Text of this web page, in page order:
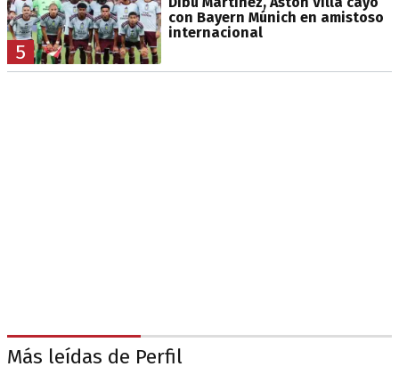
5
con Bayern Múnich en amistoso
internacional
Más leídas de Perfil